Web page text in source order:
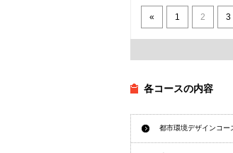
現代美術とクラフトデ
ン
2024年1月11日 管理者
« 1 2 3
各コースの内容
都市環境デザインコー